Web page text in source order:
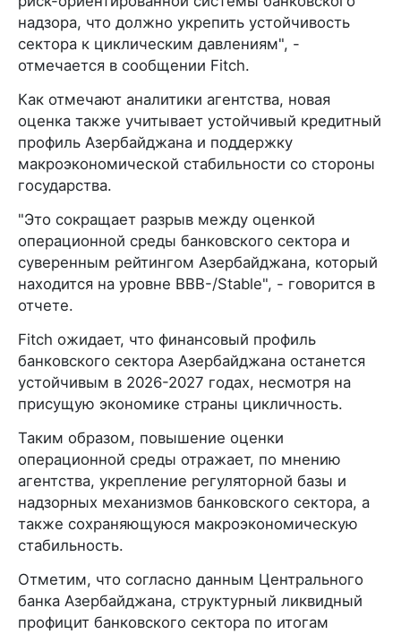
надзора, что должно укрепить устойчивость
сектора к циклическим давлениям", -
отмечается в сообщении Fitch.
Как отмечают аналитики агентства, новая
оценка также учитывает устойчивый кредитный
профиль Азербайджана и поддержку
макроэкономической стабильности со стороны
государства.
"Это сокращает разрыв между оценкой
операционной среды банковского сектора и
суверенным рейтингом Азербайджана, который
находится на уровне BBB-/Stable", - говорится в
отчете.
Fitch ожидает, что финансовый профиль
банковского сектора Азербайджана останется
устойчивым в 2026-2027 годах, несмотря на
присущую экономике страны цикличность.
Таким образом, повышение оценки
операционной среды отражает, по мнению
агентства, укрепление регуляторной базы и
надзорных механизмов банковского сектора, а
также сохраняющуюся макроэкономическую
стабильность.
Отметим, что согласно данным Центрального
банка Азербайджана, структурный ликвидный
профицит банковского сектора по итогам